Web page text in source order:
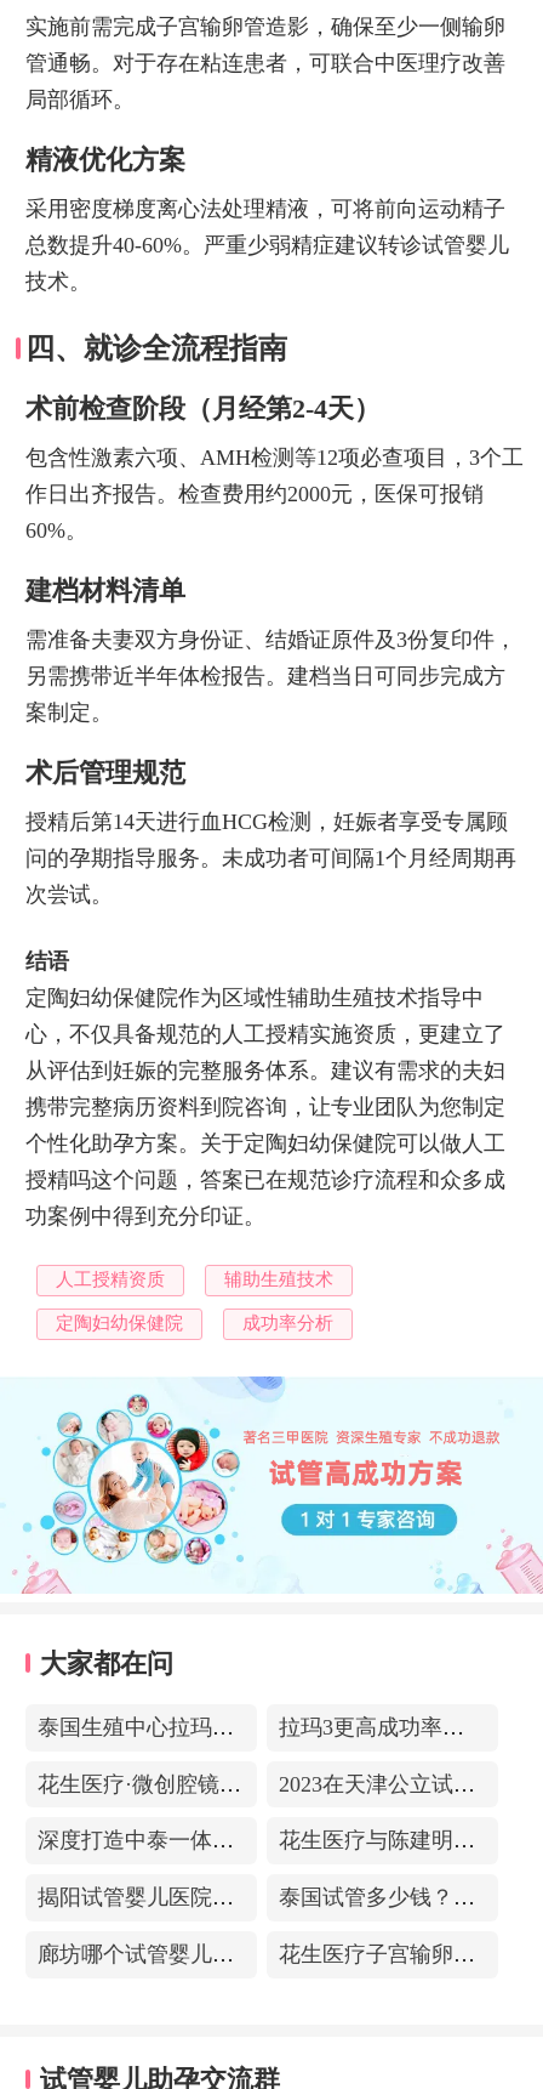
实施前需完成子宫输卵管造影，确保至少一侧输卵
管通畅。对于存在粘连患者，可联合中医理疗改善
局部循环。
精液优化方案
采用密度梯度离心法处理精液，可将前向运动精子
总数提升40-60%。严重少弱精症建议转诊试管婴儿
技术。
四、就诊全流程指南
术前检查阶段（月经第2-4天）
包含性激素六项、AMH检测等12项必查项目，3个工
作日出齐报告。检查费用约2000元，医保可报销
60%。
建档材料清单
需准备夫妻双方身份证、结婚证原件及3份复印件，
另需携带近半年体检报告。建档当日可同步完成方
案制定。
术后管理规范
授精后第14天进行血HCG检测，妊娠者享受专属顾
问的孕期指导服务。未成功者可间隔1个月经周期再
次尝试。
结语
定陶妇幼保健院作为区域性辅助生殖技术指导中
心，不仅具备规范的人工授精实施资质，更建立了
从评估到妊娠的完整服务体系。建议有需求的夫妇
携带完整病历资料到院咨询，让专业团队为您制定
个性化助孕方案。关于定陶妇幼保健院可以做人工
授精吗这个问题，答案已在规范诊疗流程和众多成
功案例中得到充分印证。
人工授精资质 辅助生殖技术
定陶妇幼保健院 成功率分析
大家都在问
泰国生殖中心拉玛3-更高成功率的保障-治愈系的医院环境 拉玛3更高成功率的保障——泰国超强实验室
花生医疗·微创腔镜中心 2023在天津公立试管医院排名，附带费用明细
深度打造中泰一体化医疗体系！花生医疗中国专家团赴泰考察交流 花生医疗与陈建明教授达成战略合作，共促精准保胎事业发展
揭阳试管婴儿医院排名，附带试管成功率 泰国试管多少钱？收费包含什么项目？不成功能退款？
廊坊哪个试管婴儿医院可以包成功？内附试管费用! 花生医疗子宫输卵管造影中心
试管婴儿助孕交流群